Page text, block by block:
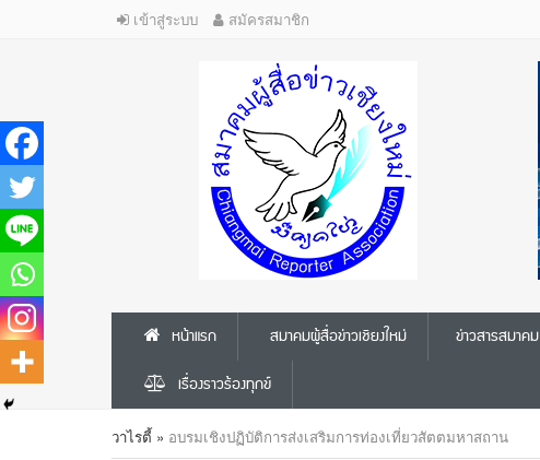
เข้าสู่ระบบ สมัครสมาชิก
หน้าแรก สมาคมผู้สื่อข่าวเชียงใหม่ ข่าวสารสมาคม
เรื่องราวร้องทุกข์
วาไรตี้ » อบรมเชิงปฏิบัติการส่งเสริมการท่องเที่ยวสัตตมหาสถาน